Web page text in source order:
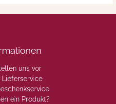
uns vor
Lieferservice
ein Produkt?